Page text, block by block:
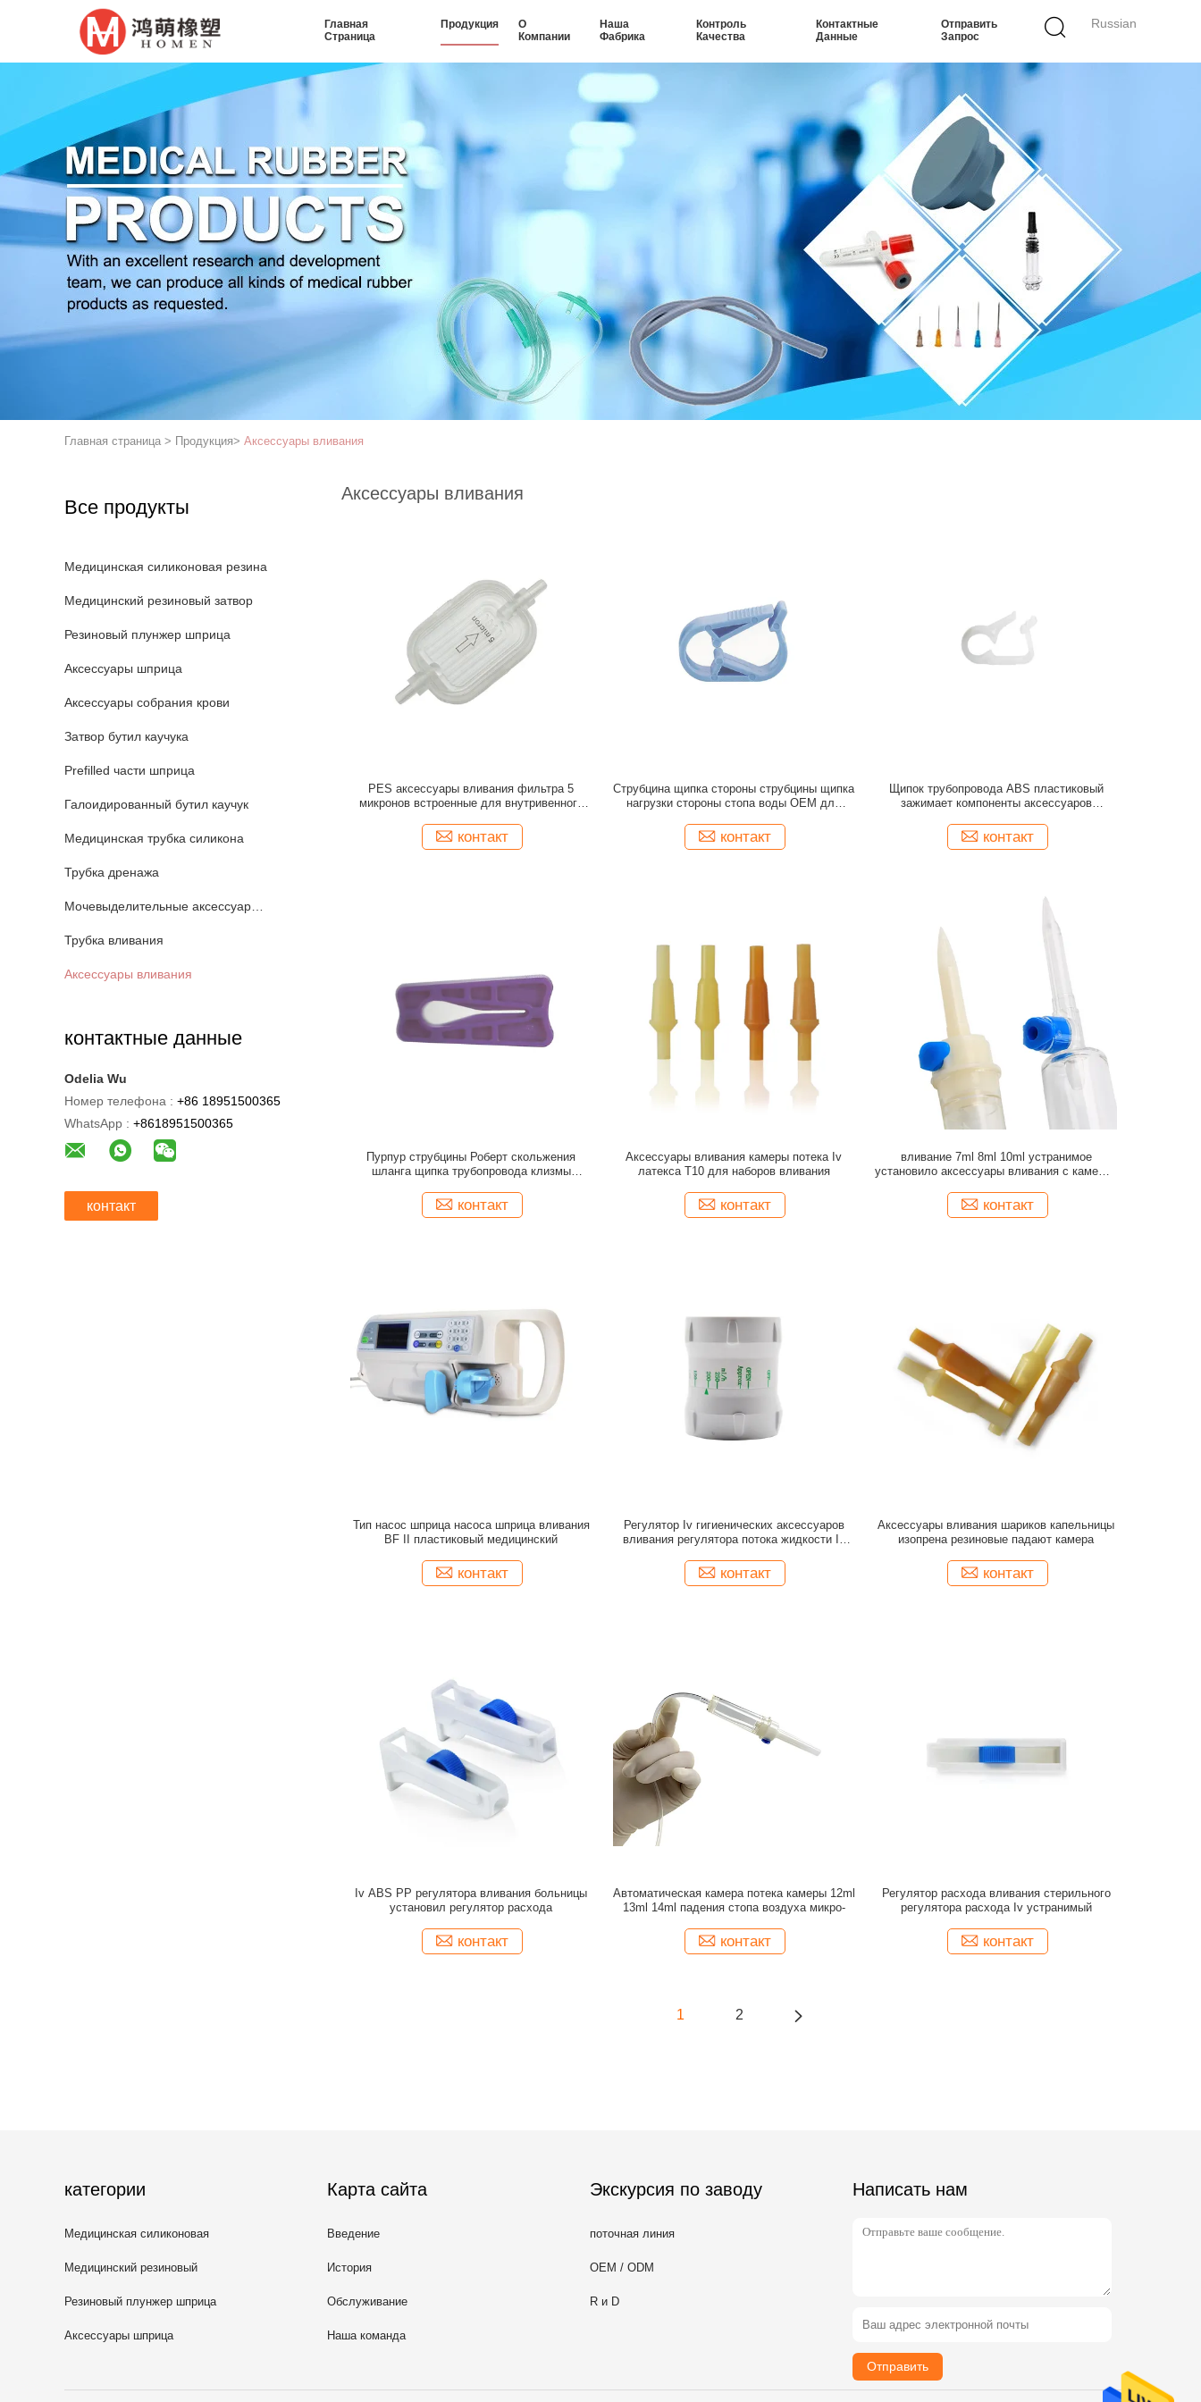
Russian
Главная
Страница
Продукция
О
Компании
Наша
Фабрика
Контроль
Качества
Контактные
Данные
Отправить
Запрос
Главная страница > Продукция> Аксессуары вливания
Все продукты
Медицинская силиконовая резина
Медицинский резиновый затвор
Резиновый плунжер шприца
Аксессуары шприца
Аксессуары собрания крови
Затвор бутил каучука
Prefilled части шприца
Галоидированный бутил каучук
Медицинская трубка силикона
Трубка дренажа
Мочевыделительные аксессуары катетера
Трубка вливания
Аксессуары вливания
контактные данные
Odelia Wu
Номер телефона : +86 18951500365
WhatsApp : +8618951500365
контакт
Аксессуары вливания
PES аксессуары вливания фильтра 5
микронов встроенные для внутривенного
контакт
Струбцина щипка стороны струбцины щипка
нагрузки стороны стопа воды OEM для
контакт
Щипок трубопровода ABS пластиковый
зажимает компоненты аксессуаров
контакт
Пурпур струбцины Роберт скольжения
шланга щипка трубопровода клизмы
контакт
Аксессуары вливания камеры потека Iv
латекса T10 для наборов вливания
контакт
вливание 7ml 8ml 10ml устранимое
установило аксессуары вливания с камерой
контакт
Тип насос шприца насоса шприца вливания
BF II пластиковый медицинский
контакт
Регулятор Iv гигиенических аксессуаров
вливания регулятора потока жидкости Iv
контакт
Аксессуары вливания шариков капельницы
изопрена резиновые падают камера
контакт
Iv ABS PP регулятора вливания больницы
установил регулятор расхода
контакт
Автоматическая камера потека камеры 12ml
13ml 14ml падения стопа воздуха микро-
контакт
Регулятор расхода вливания стерильного
регулятора расхода Iv устранимый
контакт
1 2
категории
Медицинская силиконовая
резина
Медицинский резиновый
затвор
Резиновый плунжер шприца
Аксессуары шприца
Карта сайта
Введение
История
Обслуживание
Наша команда
Экскурсия по заводу
поточная линия
OEM / ODM
R и D
Написать нам
Отправить